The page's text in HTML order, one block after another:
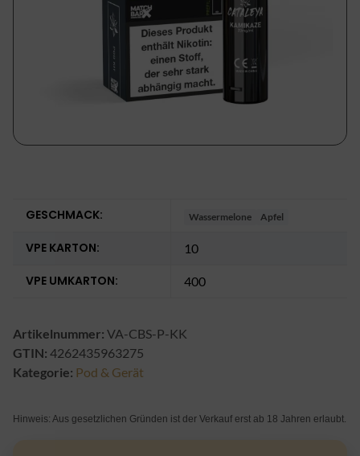
GESCHMACK: Wassermelone Apfel
VPE KARTON: 10
VPE UMKARTON: 400
Artikelnummer: VA-CBS-P-KK
GTIN: 4262435963275
Kategorie: Pod & Gerät
Hinweis: Aus gesetzlichen Gründen ist der Verkauf erst ab 18 Jahren erlaubt.